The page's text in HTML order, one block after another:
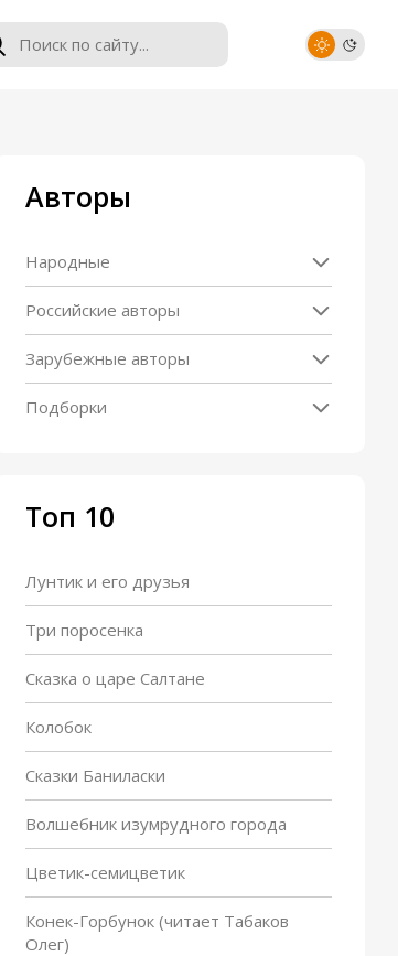
Авторы
Народные
Российские авторы
Зарубежные авторы
Подборки
Топ 10
Лунтик и его друзья
Три поросенка
Сказка о царе Салтане
Колобок
Сказки Баниласки
Волшебник изумрудного города
Цветик-семицветик
Конек-Горбунок (читает Табаков
Олег)